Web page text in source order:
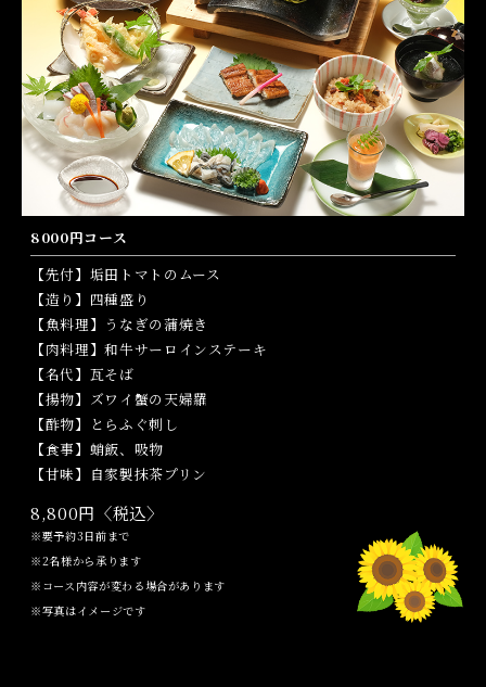
8000円コース
【先付】垢田トマトのムース
【造り】四種盛り
【魚料理】うなぎの蒲焼き
【肉料理】和牛サーロインステーキ
【名代】瓦そば
【揚物】ズワイ蟹の天婦羅
【酢物】とらふぐ刺し
【食事】蛸飯、吸物
【甘味】自家製抹茶プリン
8,800円〈税込〉
※要予約3日前まで
※2名様から承ります
※コース内容が変わる場合があります
※写真はイメージです